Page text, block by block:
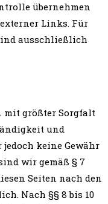
übernehmen
Links. Für
ausschließlich
mit größter Sorgfalt
und
keine Gewähr
wir gemäß § 7
Seiten nach den
Nach §§ 8 bis 10